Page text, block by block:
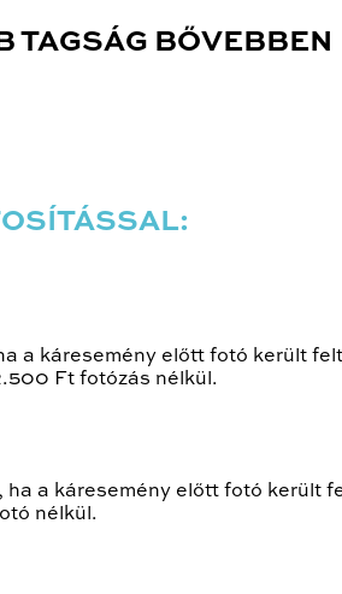
TAGSÁG BŐVEBBEN
a káresemény előtt fotó került
Ft fotózás nélkül.
a káresemény előtt fotó került
nélkül.